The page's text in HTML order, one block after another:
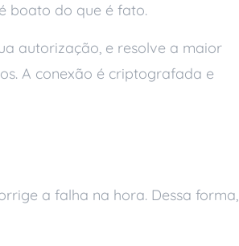
boato do que é fato.
autorização, e resolve a maior
A conexão é criptografada e
a falha na hora. Dessa forma,